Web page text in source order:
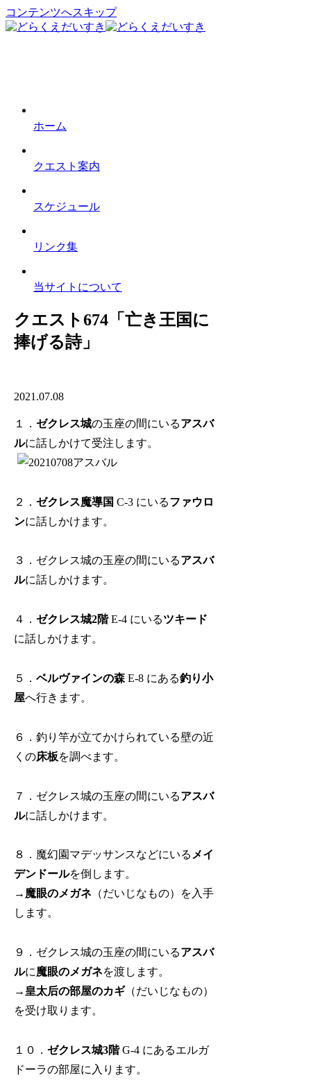
コンテンツへスキップ
ホーム
クエスト案内
スケジュール
リンク集
当サイトについて
クエスト674「亡き王国に
捧げる詩」
2021.07.08
１．ゼクレス城の玉座の間にいるアスバ
ルに話しかけて受注します。
２．ゼクレス魔導国 C-3 にいるファウロ
ンに話しかけます。
３．ゼクレス城の玉座の間にいるアスバ
ルに話しかけます。
４．ゼクレス城2階E-4 にいるツキード
に話しかけます。
５．ベルヴァインの森 E-8 にある釣り小
屋へ行きます。
６．釣り竿が立てかけられている壁の近
くの床板を調べます。
７．ゼクレス城の玉座の間にいるアスバ
ルに話しかけます。
８．魔幻園マデッサンスなどにいる メイ
デンドールを倒します。
→ 魔眼のメガネ （だいじなもの）を入手
します。
９．ゼクレス城の玉座の間にいるアスバ
ルに魔眼のメガネを渡します。
→ 皇太后の部屋のカギ（だいじなもの）
を受け取ります。
１０．ゼクレス城3階G-4 にあるエルガ
ドーラの部屋に入ります。